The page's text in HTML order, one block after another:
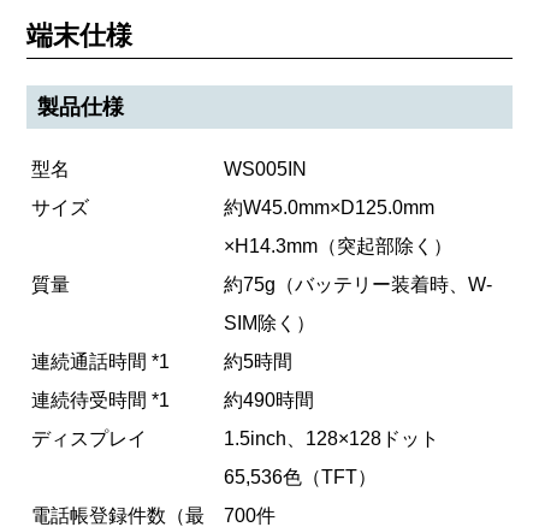
端末仕様
製品仕様
型名
WS005IN
サイズ
約W45.0mm×D125.0mm
×H14.3mm（突起部除く）
質量
約75g（バッテリー装着時、W-
SIM除く）
連続通話時間 *1
約5時間
連続待受時間 *1
約490時間
ディスプレイ
1.5inch、128×128ドット
65,536色（TFT）
電話帳登録件数（最
700件